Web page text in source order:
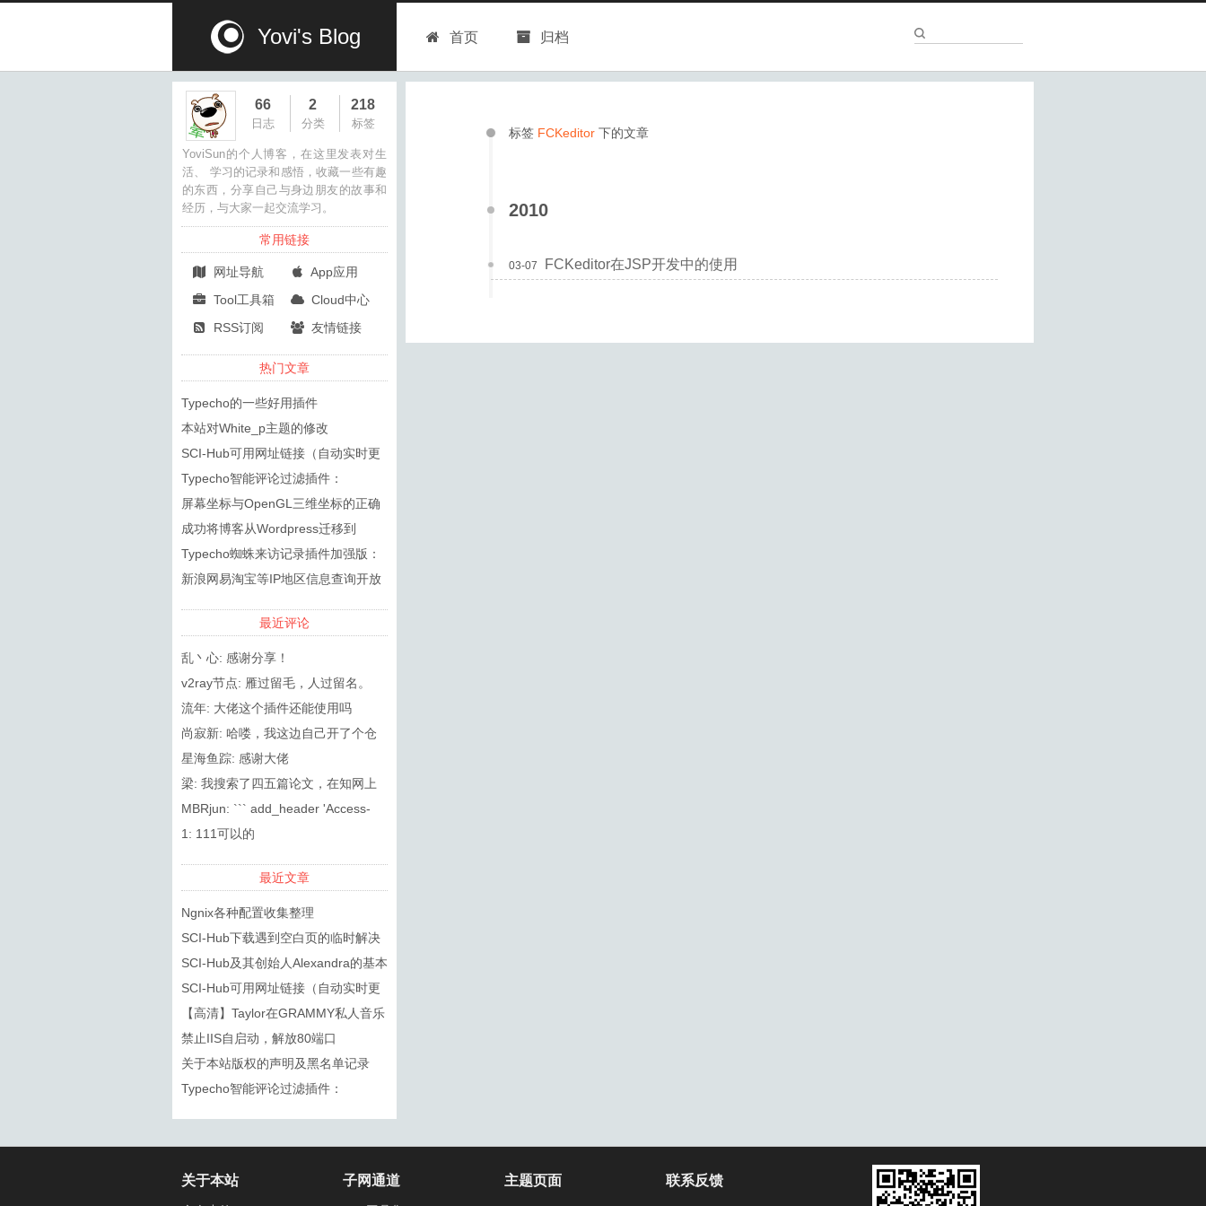
Yovi's Blog 首页 归档
标签 FCKeditor 下的文章
2010
FCKeditor在JSP开发中的使用
03-07
66
日志
2
分类
218
标签
YoviSun的个人博客，在这里发表对生
活、 学习的记录和感悟，收藏一些有趣
的东西，分享自己与身边朋友的故事和
经历，与大家一起交流学习。
常用链接
网址导航
App应用
Tool工具箱
Cloud中心
RSS订阅
友情链接
热门文章
Typecho的一些好用插件
本站对White_p主题的修改
SCI-Hub可用网址链接（自动实时更
新）
Typecho智能评论过滤插件：
SmartSpam
屏幕坐标与OpenGL三维坐标的正确
转换
成功将博客从Wordpress迁移到
Typecho
Typecho蜘蛛来访记录插件加强版：
RobotsPlus
新浪网易淘宝等IP地区信息查询开放
最近评论
乱丶心: 感谢分享！
v2ray节点: 雁过留毛，人过留名。
流年: 大佬这个插件还能使用吗
尚寂新: 哈喽，我这边自己开了个仓
库，然后更新了2.8.0（在PHP8.0...
星海鱼踪: 感谢大佬
梁: 我搜索了四五篇论文，在知网上
复制的标题，DOI都无法搜索到
MBRjun: ``` add_header 'Access-
Control-...
1: 111可以的
最近文章
Ngnix各种配置收集整理
SCI-Hub下载遇到空白页的临时解决
方法
SCI-Hub及其创始人Alexandra的基本
信息
SCI-Hub可用网址链接（自动实时更
新）
【高清】Taylor在GRAMMY私人音乐
会上的几首歌
禁止IIS自启动，解放80端口
关于本站版权的声明及黑名单记录
Typecho智能评论过滤插件：
关于本站 子网通道 主题页面 联系反馈